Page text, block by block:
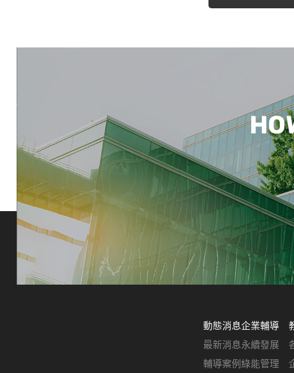
動態消息
最新消息
輔導案例
企業輔導
永續發展
綠能管理